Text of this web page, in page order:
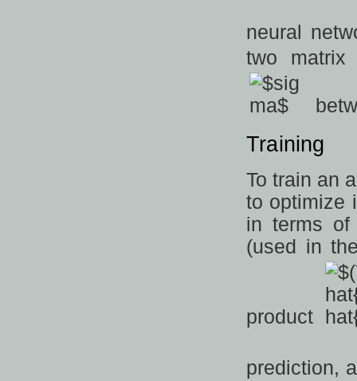
neural
two matrix
Training
To train an
to optimize
in terms of
(used in
product
prediction,